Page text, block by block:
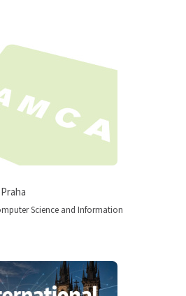
Science and Information